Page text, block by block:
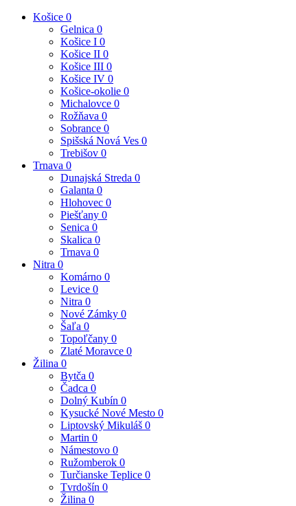
Košice 0
Gelnica 0
Košice I 0
Košice II 0
Košice III 0
Košice IV 0
Košice-okolie 0
Michalovce 0
Rožňava 0
Sobrance 0
Spišská Nová Ves 0
Trebišov 0
Trnava 0
Dunajská Streda 0
Galanta 0
Hlohovec 0
Piešťany 0
Senica 0
Skalica 0
Trnava 0
Nitra 0
Komárno 0
Levice 0
Nitra 0
Nové Zámky 0
Šaľa 0
Topoľčany 0
Zlaté Moravce 0
Žilina 0
Bytča 0
Čadca 0
Dolný Kubín 0
Kysucké Nové Mesto 0
Liptovský Mikuláš 0
Martin 0
Námestovo 0
Ružomberok 0
Turčianske Teplice 0
Tvrdošín 0
Žilina 0